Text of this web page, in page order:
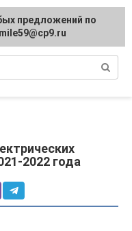
2022 года
предложений по